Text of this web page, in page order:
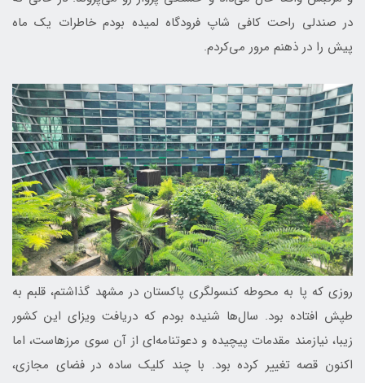
در صندلی راحت کافی شاپ فرودگاه لمیده بودم خاطرات یک ماه
پیش را در ذهنم مرور می‌کردم.
روزی که پا به محوطه کنسولگری پاکستان در مشهد گذاشتم، قلبم به
طپش افتاده بود. سال‌ها شنیده بودم که دریافت ویزای این کشور
زیبا، نیازمند مقدمات پیچیده و دعوتنامه‌ای از آن سوی مرزهاست، اما
اکنون قصه تغییر کرده بود. با چند کلیک ساده در فضای مجازی،